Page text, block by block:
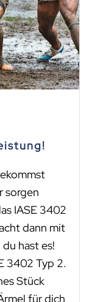
sorgen
IASE 3402
dann mit
hast es!
3402 Typ 2.
Stück
für dich